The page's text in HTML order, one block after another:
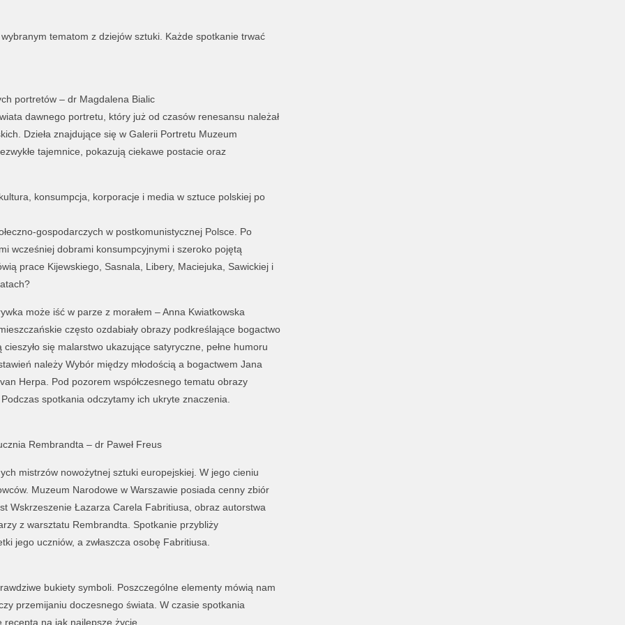
tematom z dziejów sztuki. Każde spotkanie trwać
portretów – dr Magdalena Bialic
dawnego portretu, który już od czasów renesansu należał
Dzieła znajdujące się w Galerii Portretu Muzeum
tajemnice, pokazują ciekawe postacie oraz
konsumpcja, korporacje i media w sztuce polskiej po
gospodarczych w postkomunistycznej Polsce. Po
wcześniej dobrami konsumpcyjnymi i szeroko pojętą
prace Kijewskiego, Sasnala, Libery, Maciejuka, Sawickiej i
może iść w parze z morałem – Anna Kwiatkowska
często ozdabiały obrazy podkreślające bogactwo
się malarstwo ukazujące satyryczne, pełne humoru
należy Wybór między młodością a bogactwem Jana
Herpa. Pod pozorem współczesnego tematu obrazy
spotkania odczytamy ich ukryte znaczenia.
Rembrandta – dr Paweł Freus
mistrzów nowożytnej sztuki europejskiej. W jego cieniu
Muzeum Narodowe w Warszawie posiada cenny zbiór
Wskrzeszenie Łazarza Carela Fabritiusa, obraz autorstwa
z warsztatu Rembrandta. Spotkanie przybliży
jego uczniów, a zwłaszcza osobę Fabritiusa.
bukiety symboli. Poszczególne elementy mówią nam
przemijaniu doczesnego świata. W czasie spotkania
na jak najlepsze życie.